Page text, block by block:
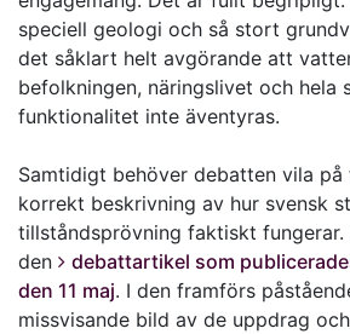
speciell geologi och så stort
det såklart helt avgörande att
befolkningen, näringslivet och hela
funktionalitet inte äventyras.
Samtidigt behöver debatten vila
korrekt beskrivning av hur svensk
tillståndsprövning faktiskt fungerar.
den
debattartikel som
den 11 maj. I den framförs
missvisande bild av de uppdrag